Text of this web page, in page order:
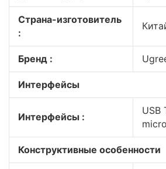
Страна-изготовитель
:
Бренд :
Интерфейсы
Интерфейсы :
USB
Конструктивные особенности